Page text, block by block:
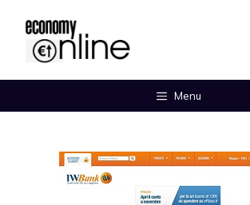
contenuto
Menu